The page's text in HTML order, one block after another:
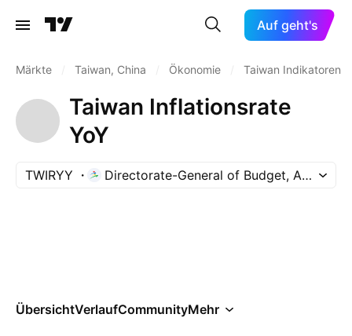
Auf geht's
Märkte Taiwan, China Ökonomie Taiwan Indikatoren
Taiwan Inflationsrate
YoY
TWIRYY Directorate-General of Budget,
ÜbersichtVerlaufCommunityMehr